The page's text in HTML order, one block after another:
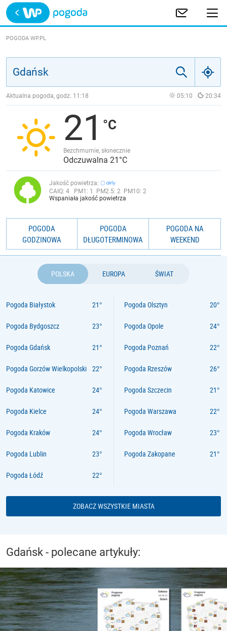
Trwa ładowanie
POLSKA
JAKOŚĆ POWIETRZA
POGODA WP.PL
Aktualna pogoda, godz. 11:18 05:10 20:34
21
Bezchmurnie, słonecznie
Odczuwalna 21°C
Jakość powietrza:
CAIQ: 4 PM1: 1 PM2.5: 2 PM10: 2
Wspaniała jakość powietrza
POGODA
GODZINOWA
POGODA
DŁUGOTERMINOWA
POGODA NA
WEEKEND
POLSKA EUROPA ŚWIAT
Pogoda Białystok
Pogoda Bydgoszcz
Pogoda Gdańsk
Pogoda Gorzów Wielkopolski
Pogoda Katowice
Pogoda Kielce
Pogoda Kraków
Pogoda Lublin
Pogoda Łódź
Pogoda Olsztyn
Pogoda Opole
Pogoda Poznań
Pogoda Rzeszów
Pogoda Szczecin
Pogoda Warszawa
Pogoda Wrocław
Pogoda Zakopane
ZOBACZ WSZYSTKIE MIASTA
Gdańsk - polecane artykuły: